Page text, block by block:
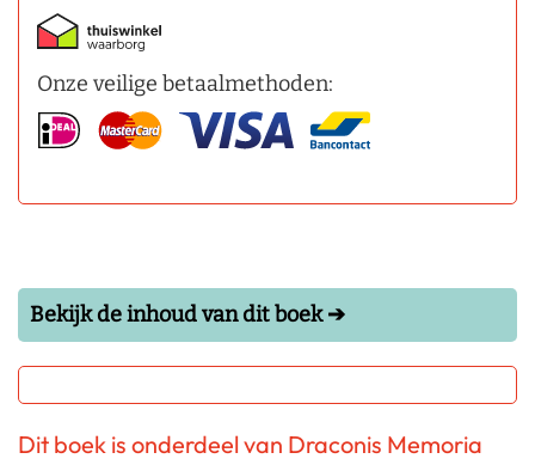
Onze veilige betaalmethoden:
Bekijk de inhoud van dit boek ➔
Dit boek is onderdeel van Draconis Memoria